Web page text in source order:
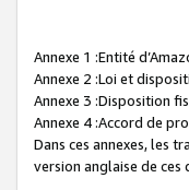
Annexe 1 :Entité
Annexe 2 :Loi et
Annexe 3 :Disposition
Annexe 4 :Accord de
Dans ces annexes, les
version anglaise de ces